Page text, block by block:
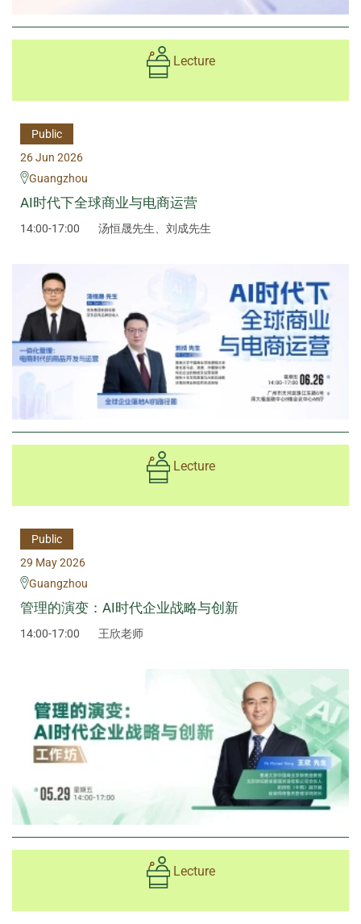
Lecture
Public
26 Jun 2026
Guangzhou
AI时代下全球商业与电商运营
14:00-17:00 汤恒晟先生、刘成先生
Lecture
Public
29 May 2026
Guangzhou
管理的演变：AI时代企业战略与创新
14:00-17:00 王欣老师
Lecture